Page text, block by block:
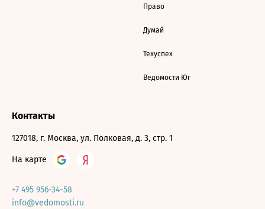
Право
Думай
Техуспех
Ведомости Юг
Контакты
127018, г. Москва, ул. Полковая, д. 3, стр. 1
На карте
+7 495 956-34-58
info@vedomosti.ru